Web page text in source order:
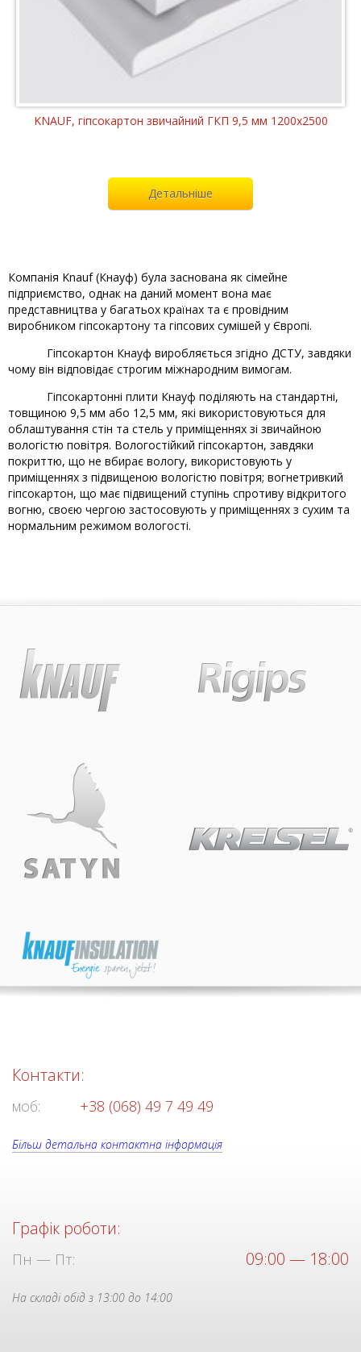
KNAUF, гіпсокартон звичайний ГКП 9,5 мм 1200x2500
Детальніше
Компанія Knauf (Кнауф) була заснована як сімейне
підприємство, однак на даний момент вона має
представництва у багатьох країнах та є провідним
виробником гіпсокартону та гіпсових сумішей у Європі.
Гіпсокартон Кнауф виробляється згідно ДСТУ, завдяки
чому він відповідає строгим міжнародним вимогам.
Гіпсокартонні плити Кнауф поділяють на стандартні,
товщиною 9,5 мм або 12,5 мм, які використовуються для
облаштування стін та стель у приміщеннях зі звичайною
вологістю повітря. Вологостійкий гіпсокартон, завдяки
покриттю, що не вбирає вологу, використовують у
приміщеннях з підвищеною вологістю повітря; вогнетривкий
гіпсокартон, що має підвищений ступінь спротиву відкритого
вогню, своєю чергою застосовують у приміщеннях з сухим та
нормальним режимом вологості.
Контакти:
моб: +38 (068) 49 7 49 49
Більш детальна контактна інформація
Графік роботи:
Пн — Пт: 09:00 — 18:00
На складі обід з 13:00 до 14:00